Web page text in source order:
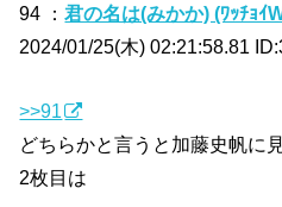
94 ：君の名は(みかか) (ﾜｯﾁｮｲ
2024/01/25(木) 02:21:58.81
>>91
どちらかと言うと加藤史帆に
2枚目は